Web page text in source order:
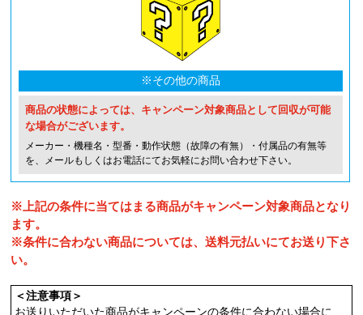
※その他の商品
商品の状態によっては、キャンペーン対象商品として回収が可能
な場合がございます。
メーカー・機種名・型番・動作状態（故障の有無）・付属品の有無等
を、メールもしくはお電話にてお気軽にお問い合わせ下さい。
※上記の条件に当てはまる商品がキャンペーン対象商品となり
ます。
※条件に合わない商品については、送料元払いにてお送り下さ
い。
＜注意事項＞
お送りいただいた商品がキャンペーンの条件に合わない場合に